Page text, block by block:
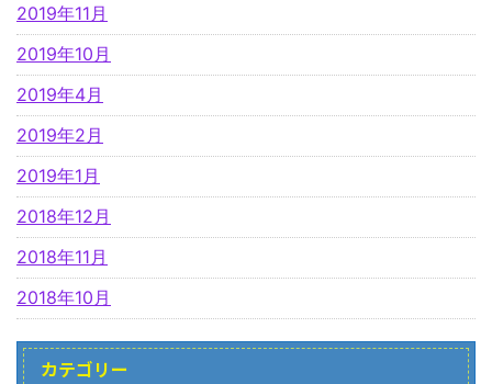
2019年11月
2019年10月
2019年4月
2019年2月
2019年1月
2018年12月
2018年11月
2018年10月
カテゴリー